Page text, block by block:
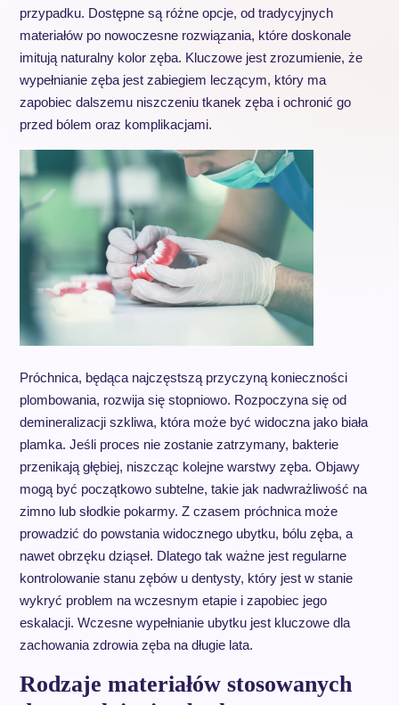
przypadku. Dostępne są różne opcje, od tradycyjnych
materiałów po nowoczesne rozwiązania, które doskonale
imitują naturalny kolor zęba. Kluczowe jest zrozumienie, że
wypełnianie zęba jest zabiegiem leczącym, który ma
zapobiec dalszemu niszczeniu tkanek zęba i ochronić go
przed bólem oraz komplikacjami.
Próchnica, będąca najczęstszą przyczyną konieczności
plombowania, rozwija się stopniowo. Rozpoczyna się od
demineralizacji szkliwa, która może być widoczna jako biała
plamka. Jeśli proces nie zostanie zatrzymany, bakterie
przenikają głębiej, niszcząc kolejne warstwy zęba. Objawy
mogą być początkowo subtelne, takie jak nadwrażliwość na
zimno lub słodkie pokarmy. Z czasem próchnica może
prowadzić do powstania widocznego ubytku, bólu zęba, a
nawet obrzęku dziąseł. Dlatego tak ważne jest regularne
kontrolowanie stanu zębów u dentysty, który jest w stanie
wykryć problem na wczesnym etapie i zapobiec jego
eskalacji. Wczesne wypełnianie ubytku jest kluczowe dla
zachowania zdrowia zęba na długie lata.
Rodzaje materiałów stosowanych